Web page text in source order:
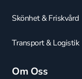
Skönhet & Friskvård
Transport & Logistik
Om Oss